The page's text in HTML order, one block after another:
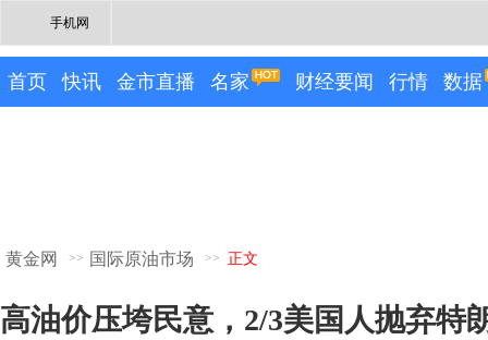
手机网
首页 快讯 金市直播 名家 财经要闻 行情 数据
黄金网 >> 国际原油市场 >> 正文
高油价压垮民意，2/3美国人抛弃特